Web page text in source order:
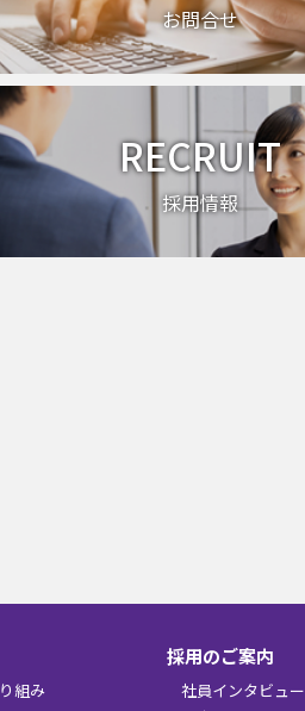
お問合せ
RECRUIT
採用情報
組み
採用のご案内
社員インタビュー